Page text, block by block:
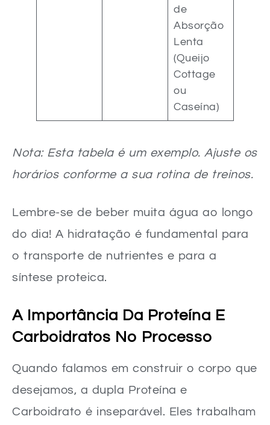
de
Absorção
Lenta
(Queijo
Cottage
ou
Caseína)
Nota: Esta tabela é um exemplo. Ajuste os
horários conforme a sua rotina de treinos.
Lembre-se de beber muita água ao longo
do dia! A hidratação é fundamental para
o transporte de nutrientes e para a
síntese proteica.
A Importância Da Proteína E
Carboidratos No Processo
Quando falamos em construir o corpo que
desejamos, a dupla Proteína e
Carboidrato é inseparável. Eles trabalham